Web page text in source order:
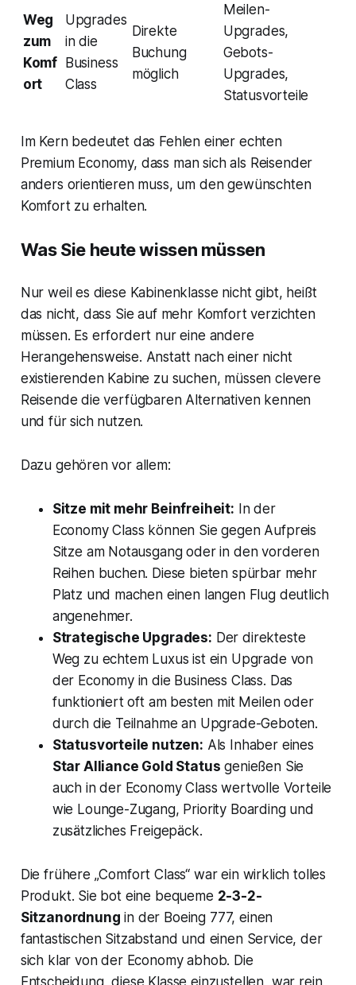
Weg
zum
Komf
ort
Upgrades
in die
Business
Class
Direkte
Buchung
möglich
Meilen-
Upgrades,
Gebots-
Upgrades,
Statusvorteile
Im Kern bedeutet das Fehlen einer echten
Premium Economy, dass man sich als Reisender
anders orientieren muss, um den gewünschten
Komfort zu erhalten.
Was Sie heute wissen müssen
Nur weil es diese Kabinenklasse nicht gibt, heißt
das nicht, dass Sie auf mehr Komfort verzichten
müssen. Es erfordert nur eine andere
Herangehensweise. Anstatt nach einer nicht
existierenden Kabine zu suchen, müssen clevere
Reisende die verfügbaren Alternativen kennen
und für sich nutzen.
Dazu gehören vor allem:
Sitze mit mehr Beinfreiheit: In der
Economy Class können Sie gegen Aufpreis
Sitze am Notausgang oder in den vorderen
Reihen buchen. Diese bieten spürbar mehr
Platz und machen einen langen Flug deutlich
angenehmer.
Strategische Upgrades: Der direkteste
Weg zu echtem Luxus ist ein Upgrade von
der Economy in die Business Class. Das
funktioniert oft am besten mit Meilen oder
durch die Teilnahme an Upgrade-Geboten.
Statusvorteile nutzen: Als Inhaber eines
Star Alliance Gold Status genießen Sie
auch in der Economy Class wertvolle Vorteile
wie Lounge-Zugang, Priority Boarding und
zusätzliches Freigepäck.
Die frühere „Comfort Class“ war ein wirklich tolles
Produkt. Sie bot eine bequeme 2-3-2-
Sitzanordnung in der Boeing 777, einen
fantastischen Sitzabstand und einen Service, der
sich klar von der Economy abhob. Die
Entscheidung, diese Klasse einzustellen, war rein